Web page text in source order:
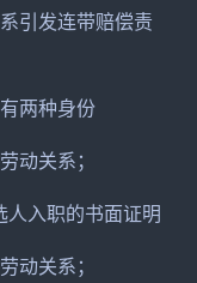
引发连带赔偿责
两种身份
动关系；
入职的书面证明
动关系；